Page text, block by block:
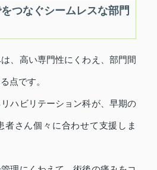
つなぐシームレスな部門
、高い専門性にくわえ、部門間
点です。
ハビリテーション科が、早期の
者さん個々に合わせて支援しま